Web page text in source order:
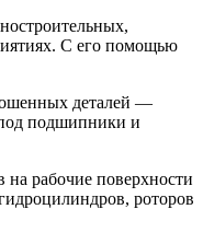
С его помощью
деталей —
подшипники и
на рабочие поверхности
роторов